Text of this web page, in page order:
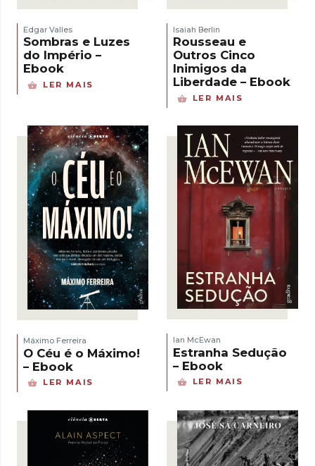
Edgar Valles
Sombras e Luzes
do Império –
Ebook
LER MAIS
Isaiah Berlin
Rousseau e
Outros Cinco
Inimigos da
Liberdade – Ebook
LER MAIS
Máximo Ferreira
O Céu é o Máximo!
– Ebook
LER MAIS
Ian McEwan
Estranha Sedução
– Ebook
LER MAIS